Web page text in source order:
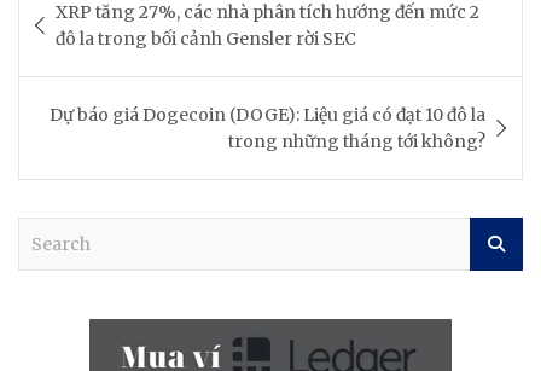
navigation
XRP tăng 27%, các nhà phân tích hướng đến mức 2
đô la trong bối cảnh Gensler rời SEC
Dự báo giá Dogecoin (DOGE): Liệu giá có đạt 10 đô la
trong những tháng tới không?